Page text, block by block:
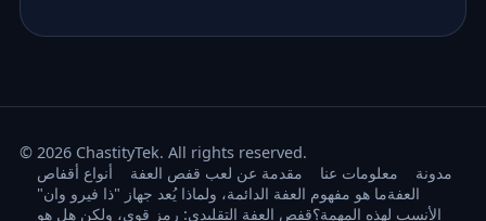
© 2026 ChastityTek. All rights reserved.
مدونة
معلومات عنا مقدمة عن لعب قفص العفة
أنواع أقفاص
العفةما هو مفهوم العفة الدائمة، ولماذا يُعد جهاز "ذا فيرو وان"
الأنسب لهذه المهمة؟قفص العفة التقليدي: رمز قوي، ولكن هل هو